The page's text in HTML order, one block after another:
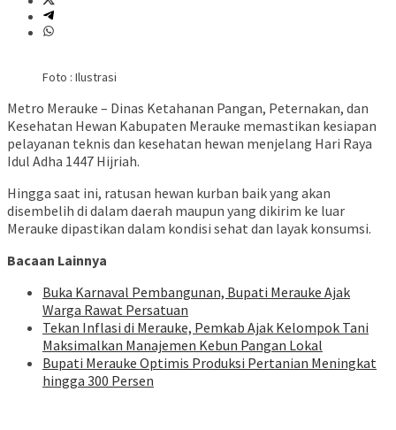
Foto : Ilustrasi
Metro Merauke – Dinas Ketahanan Pangan, Peternakan, dan
Kesehatan Hewan Kabupaten Merauke memastikan kesiapan
pelayanan teknis dan kesehatan hewan menjelang Hari Raya
Idul Adha 1447 Hijriah.
Hingga saat ini, ratusan hewan kurban baik yang akan
disembelih di dalam daerah maupun yang dikirim ke luar
Merauke dipastikan dalam kondisi sehat dan layak konsumsi.
Bacaan Lainnya
Buka Karnaval Pembangunan, Bupati Merauke Ajak
Warga Rawat Persatuan
Tekan Inflasi di Merauke, Pemkab Ajak Kelompok Tani
Maksimalkan Manajemen Kebun Pangan Lokal
Bupati Merauke Optimis Produksi Pertanian Meningkat
hingga 300 Persen